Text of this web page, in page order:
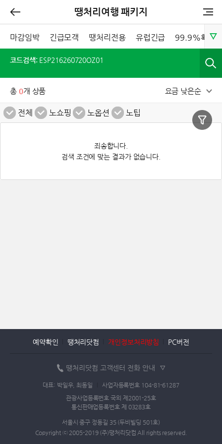
땡처리여행 패키지
마감임박 긴급모객 땡처리전용 유럽긴급 99.9%확정
코드검색: ESP216260720OZ01
총 0개 상품 요금 낮은순
전체 노쇼핑 노옵션 노팁
죄송합니다.
검색 조건에 맞는 결과가 없습니다.
예약확인 땡처리닷컴 개인정보처리방침 PC버전
땡처리닷컴 고객센터 전화 안내
대표: 박일우, 최동일
사업자등록번호 104-81-61287
관광사업등록번호 국외 제2001-25호
통신판매업등록번호 제 03283호
서울시 중구 정동길 35 (두비빌딩 501호)
Copyright ⓒ 2005-2019 (주)땡처리닷컴 All rights reserved.